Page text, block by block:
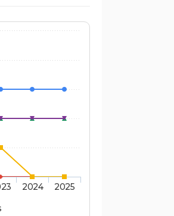
2024 2025